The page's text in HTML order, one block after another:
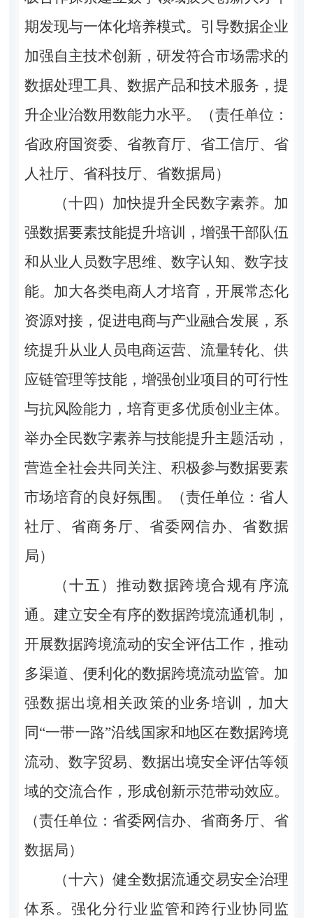
期发现与一体化培养模式。引导数据企业
加强自主技术创新，研发符合市场需求的
数据处理工具、数据产品和技术服务，提
升企业治数用数能力水平。（责任单位：
省政府国资委、省教育厅、省工信厅、省
人社厅、省科技厅、省数据局）
（十四）加快提升全民数字素养。 加
强数据要素技能提升培训，增强干部队伍
和从业人员数字思维、数字认知、数字技
能。加大各类电商人才培育，开展常态化
资源对接，促进电商与产业融合发展，系
统提升从业人员电商运营、流量转化、供
应链管理等技能，增强创业项目的可行性
与抗风险能力，培育更多优质创业主体。
举办全民数字素养与技能提升主题活动，
营造全社会共同关注、积极参与数据要素
市场培育的良好氛围。（责任单位：省人
社厅、省商务厅、省委网信办、省数据
局）
（十五）推动数据跨境合规有序流
通。 建立安全有序的数据跨境流通机制，
开展数据跨境流动的安全评估工作，推动
多渠道、便利化的数据跨境流动监管。加
强数据出境相关政策的业务培训，加大
同“一带一路”沿线国家和地区在数据跨境
流动、数字贸易、数据出境安全评估等领
域的交流合作，形成创新示范带动效应。
（责任单位：省委网信办、省商务厅、省
数据局）
（十六）健全数据流通交易安全治理
体系。 强化分行业监管和跨行业协同监